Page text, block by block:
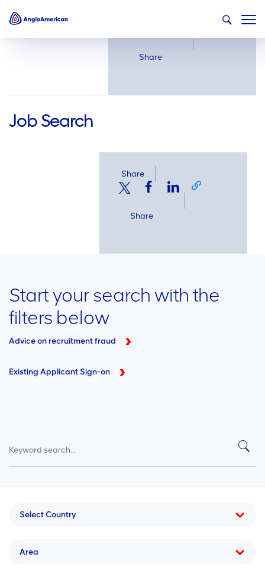
Share
Job Search
Share
Share
Start your search with the
filters below
Advice on recruitment fraud
Existing Applicant Sign-on
Select Country
Area